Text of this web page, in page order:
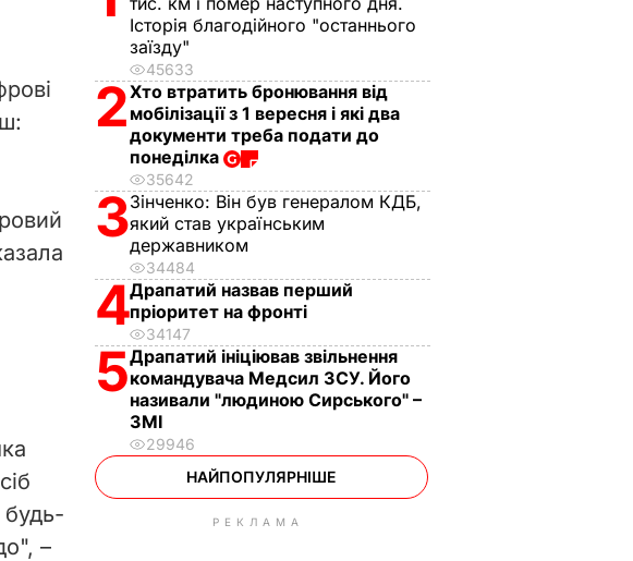
будь-
–
Історія благодійного "останнього
заїзду"
45633
2Хто втратить бронювання від
мобілізації з 1 вересня і які два
документи треба подати до
понеділка
35642
3Зінченко: Він був генералом КДБ,
який став українським
державником
34484
4Драпатий назвав перший
пріоритет на фронті
34147
5Драпатий ініціював звільнення
командувача Медсил ЗСУ. Його
називали "людиною Сирського" –
ЗМІ
29946
НАЙПОПУЛЯРНІШЕ
РЕКЛАМА